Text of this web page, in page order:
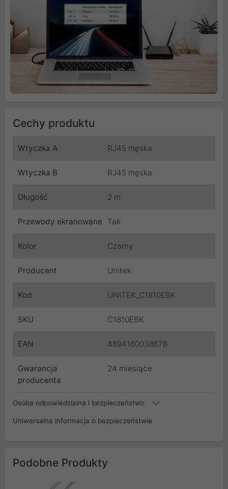
Cechy produktu
Wtyczka A RJ45 męska
Wtyczka B RJ45 męska
Długość 2 m
Przewody ekranowane Tak
Kolor Czarny
Producent Unitek
Kod UNITEK_C1810EBK
SKU C1810EBK
EAN 4894160038678
Gwarancja
producenta
24 miesiące
Osoba odpowiedzialna i bezpieczeństwo
Uniwersalna informacja o bezpieczeństwie
Podobne Produkty